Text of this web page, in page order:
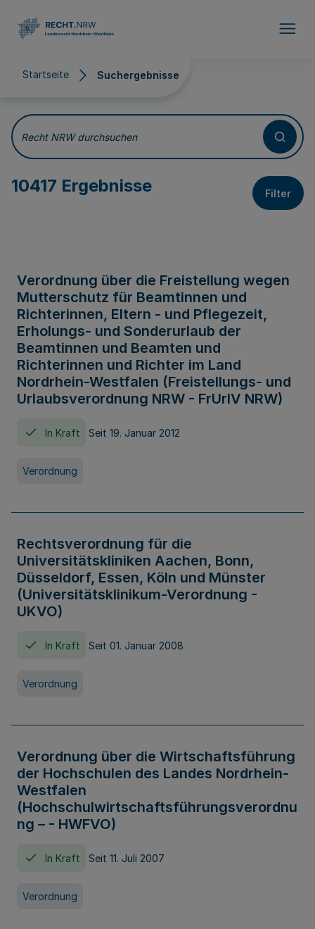
Startseite Suchergebnisse
Suchergebnisse
Recht NRW durchsuchen
10417 Ergebnisse Filter
Verordnung über die Freistellung wegen
Mutterschutz für Beamtinnen und
Richterinnen, Eltern - und Pflegezeit,
Erholungs- und Sonderurlaub der
Beamtinnen und Beamten und
Richterinnen und Richter im Land
Nordrhein-Westfalen (Freistellungs- und
Urlaubsverordnung NRW - FrUrlV NRW)
In Kraft Seit 19. Januar 2012
Verordnung
Rechtsverordnung für die
Universitätskliniken Aachen, Bonn,
Düsseldorf, Essen, Köln und Münster
(Universitätsklinikum-Verordnung -
UKVO)
In Kraft Seit 01. Januar 2008
Verordnung
Verordnung über die Wirtschaftsführung
der Hochschulen des Landes Nordrhein-
Westfalen
(Hochschulwirtschaftsführungsverordnu
ng – - HWFVO)
In Kraft Seit 11. Juli 2007
Verordnung